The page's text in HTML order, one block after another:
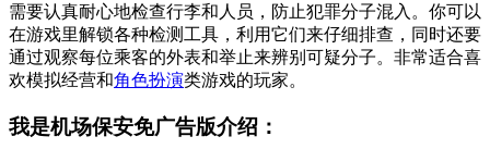
需要认真耐心地检查行李和人员，防止犯罪分子混入。你可以
在游戏里解锁各种检测工具，利用它们来仔细排查，同时还要
通过观察每位乘客的外表和举止来辨别可疑分子。非常适合喜
欢模拟经营和角色扮演类游戏的玩家。
我是机场保安免广告版介绍：